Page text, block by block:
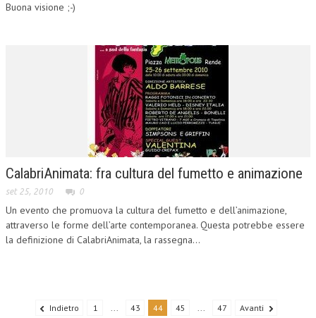
Buona visione ;-)
CalabriAnimata: fra cultura del fumetto e animazione
set 25, 2010 0
Un evento che promuova la cultura del fumetto e dell’animazione,
attraverso le forme dell’arte contemporanea. Questa potrebbe essere
la definizione di CalabriAnimata, la rassegna...
Indietro 1 ... 43 44 45 ... 47 Avanti